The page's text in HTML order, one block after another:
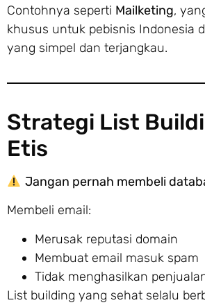
Contohnya seperti Mailketing,
khusus untuk pebisnis Indonesia
yang simpel dan terjangkau.
Strategi List
Etis
Jangan pernah membeli
Membeli email:
Merusak reputasi domain
Membuat email masuk spam
Tidak menghasilkan
List building yang sehat selalu